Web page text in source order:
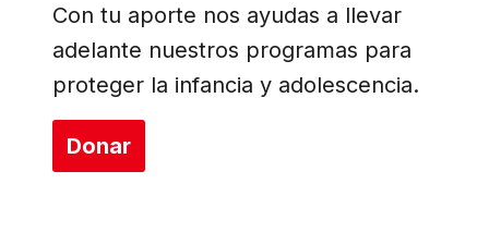
Con tu aporte nos ayudas a llevar
adelante nuestros programas para
proteger la infancia y adolescencia.
Donar